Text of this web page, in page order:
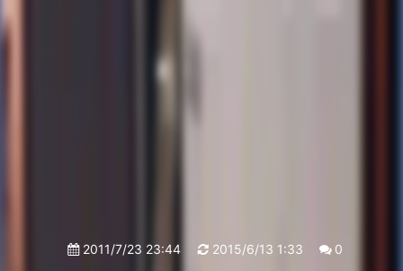
2011/7/23 23:44 2015/6/13 1:33
0